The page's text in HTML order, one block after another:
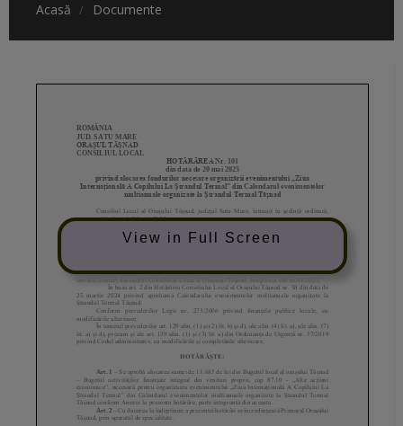
Acasă Documente
View in Full Screen